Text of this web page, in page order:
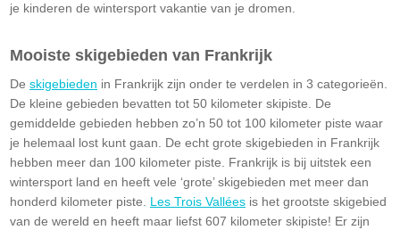
je kinderen de wintersport vakantie van je dromen.
Mooiste skigebieden van Frankrijk
De skigebieden in Frankrijk zijn onder te verdelen in 3 categorieën.
De kleine gebieden bevatten tot 50 kilometer skipiste. De
gemiddelde gebieden hebben zo’n 50 tot 100 kilometer piste waar
je helemaal lost kunt gaan. De echt grote skigebieden in Frankrijk
hebben meer dan 100 kilometer piste. Frankrijk is bij uitstek een
wintersport land en heeft vele ‘grote’ skigebieden met meer dan
honderd kilometer piste. Les Trois Vallées is het grootste skigebied
van de wereld en heeft maar liefst 607 kilometer skipiste! Er zijn